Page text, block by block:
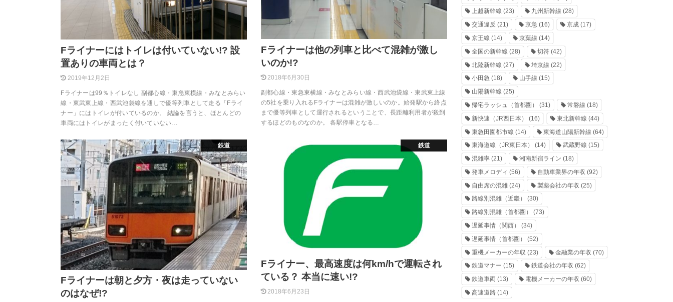
Fライナーにはトイレは付いていない!? 設
置ありの車両とは？
2019年12月2日
Fライナーは99％トイレなし 副都心線・東急東横線・みなとみらい
線・東武東上線・西武池袋線を通しで優等列車として走る「Fライ
ナー」にはトイレが付いているのか。 結論を言うと、ほとんどの
車両にはトイレがまったく付いていない…
Fライナーは他の列車と比べて混雑が激し
いのか!?
2018年6月30日
副都心線・東急東横線・みなとみらい線・西武池袋線・東武東上線
の5社を乗り入れるFライナーは混雑が激しいのか。始発駅から終点
まで優等列車として運行されるということで、長距離利用者が殺到
するほどのものなのか。 各駅停車となる…
鉄道
Fライナーは朝と夕方・夜は走っていない
のはなぜ!?
鉄道
Fライナー、最高速度は何km/hで運転され
ている？ 本当に速い!?
2018年6月23日
上越新幹線 (23) 九州新幹線 (28)
交通違反 (21) 京急 (16) 京成(17)
京王線 (14) 京葉線 (14)
全国の新幹線 (28) 切符(42)
北陸新幹線 (27) 埼京線 (22)
小田急 (18) 山手線 (15)
山陽新幹線 (25)
帰宅ラッシュ（首都圏）
(31) 常磐線 (18)
新快速（JR西日本）
(16) 東北新幹線 (44)
東急田園都市線 (14) 東海道山陽新幹線 (64)
東海道線（JR東日本）
(14) 武蔵野線 (15)
混雑率 (21) 湘南新宿ライン (18)
発車メロディ (56) 自動車業界の年収 (92)
自由席の混雑 (24) 製薬会社の年収 (25)
路線別混雑（近畿）
(30)
路線別混雑（首都圏）
(73)
遅延事情（関西）
(34)
遅延事情（首都圏）
(52)
重機メーカーの年収 (23) 金融業の年収 (70)
鉄道マナー (15) 鉄道会社の年収 (62)
鉄道車両 (13) 電機メーカーの年収 (60)
高速道路 (14)